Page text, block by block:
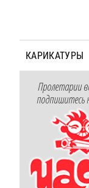
КАРИКАТУРЫ
Пролетарии
подпишитесь